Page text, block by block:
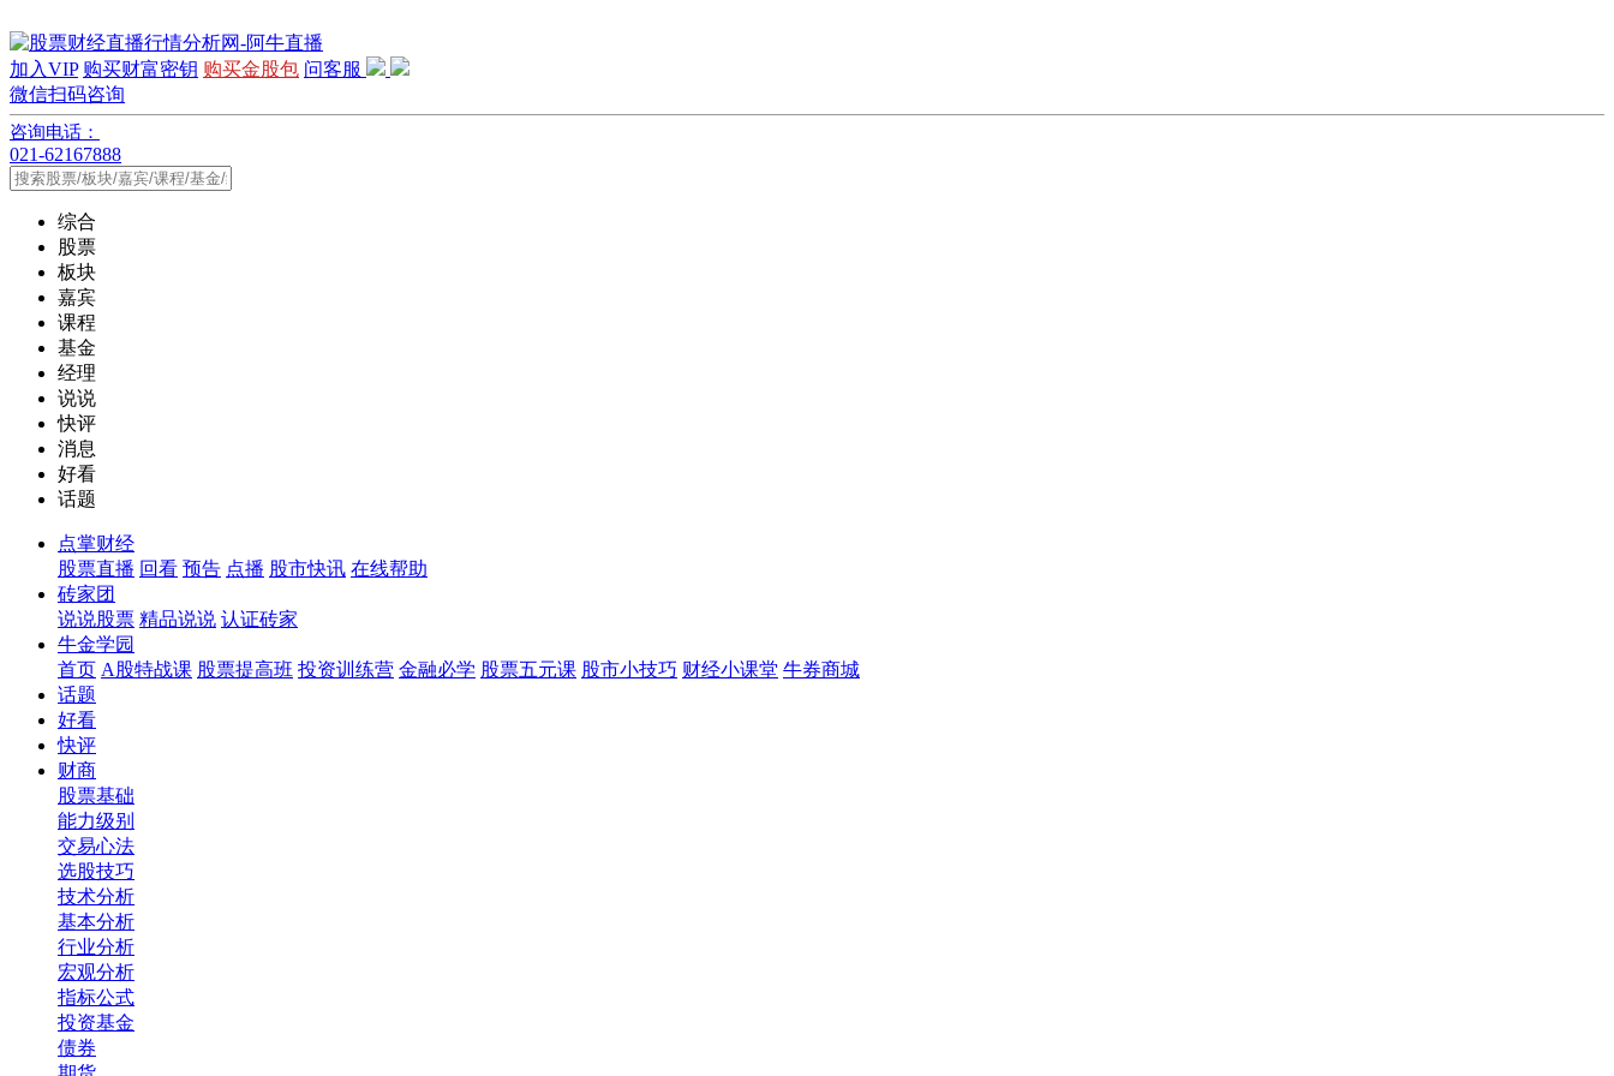
加入VIP 购买财富密钥 购买金股包 问客服
微信扫码咨询
咨询电话：
021-62167888
综合
股票
板块
嘉宾
课程
基金
经理
说说
快评
消息
好看
话题
点掌财经
股票直播 回看 预告 点播 股市快讯 在线帮助
砖家团
说说股票 精品说说 认证砖家
牛金学园
首页 A股特战课 股票提高班 投资训练营 金融必学 股票五元课 股市小技巧 财经小课堂 牛券商城
话题
好看
快评
财商
股票基础
能力级别
交易心法
选股技巧
技术分析
基本分析
行业分析
宏观分析
指标公式
投资基金
债券